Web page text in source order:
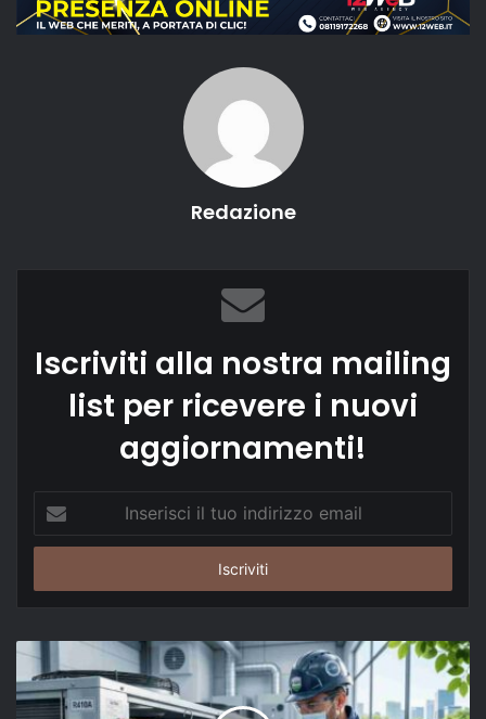
Redazione
Iscriviti alla nostra mailing
list per ricevere i nuovi
aggiornamenti!
tuo
email